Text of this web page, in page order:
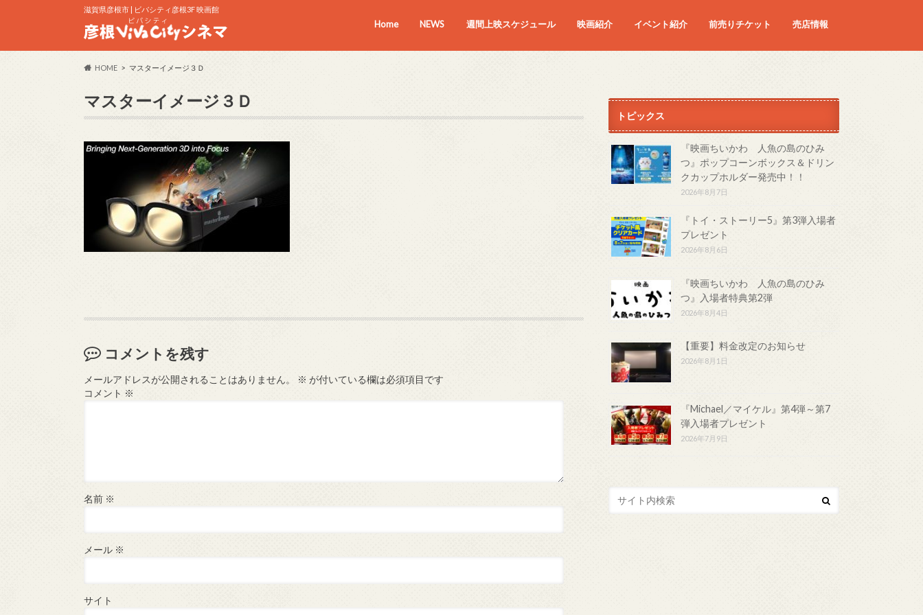
滋賀県彦根市 | ビバシティ彦根3F 映画館
Home NEWS 週間上映スケジュール 映画紹介 イベント紹介 前売りチケット 売店情報
HOME マスターイメージ３Ｄ
マスターイメージ３Ｄ
コメントを残す
メールアドレスが公開されることはありません。 ※ が付いている欄は必須項目です
コメント ※
名前 ※
メール ※
サイト
トピックス
『映画ちいかわ 人魚の島のひみ
つ』ポップコーンボックス＆ドリン
クカップホルダー発売中！！
2026年8月7日
『トイ・ストーリー5』第3弾入場者
プレゼント
2026年8月6日
『映画ちいかわ 人魚の島のひみ
つ』入場者特典第2弾
2026年8月4日
【重要】料金改定のお知らせ
2026年8月1日
『Michael／マイケル』第4弾～第7
弾入場者プレゼント
2026年7月9日